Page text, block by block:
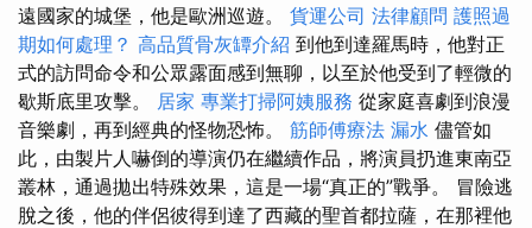
遠國家的城堡，他是歐洲巡遊。 貨運公司 法律顧問 護照過
期如何處理？ 高品質骨灰罈介紹 到他到達羅馬時，他對正
式的訪問命令和公眾露面感到無聊，以至於他受到了輕微的
歇斯底里攻擊。 居家 專業打掃阿姨服務 從家庭喜劇到浪漫
音樂劇，再到經典的怪物恐怖。 筋師傅療法 漏水 儘管如
此，由製片人嚇倒的導演仍在繼續作品，將演員扔進東南亞
叢林，通過拋出特殊效果，這是一場“真正的”戰爭。 冒險逃
脫之後，他的伴侶彼得到達了西藏的聖首都拉薩，在那裡他